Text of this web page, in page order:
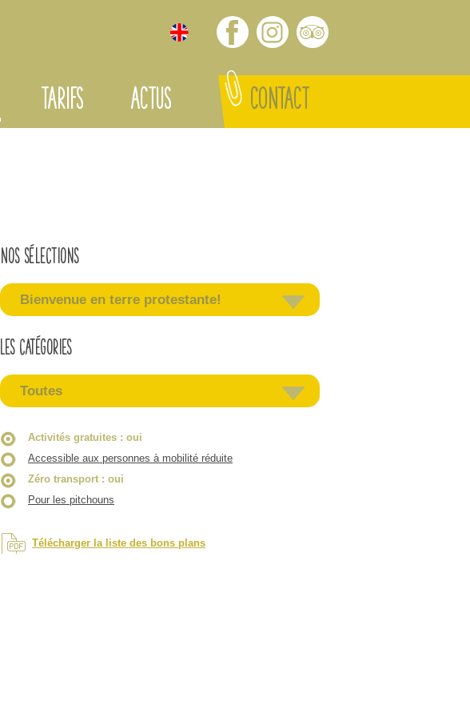
Nos sélections
Bienvenue en terre protestante!
Les catégories
Toutes
Activités gratuites : oui
Accessible aux personnes à mobilité réduite
Zéro transport : oui
Pour les pitchouns
Télécharger la liste des bons plans
TARIFS ACTUS CONTACT